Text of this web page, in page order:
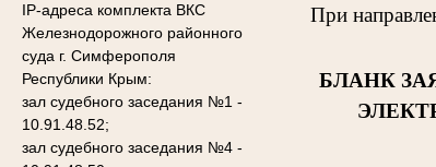
IP-адреса комплекта ВКС
Железнодорожного районного
суда г. Симферополя
Республики Крым:
зал судебного заседания №1 -
10.91.48.52;
зал судебного заседания №4 -
При
БЛАНК